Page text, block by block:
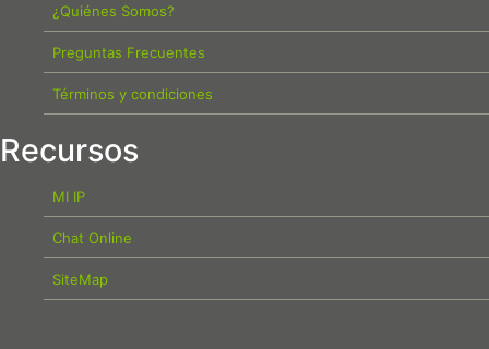
¿Quiénes Somos?
Preguntas Frecuentes
Términos y condiciones
Recursos
MI IP
Chat Online
SiteMap